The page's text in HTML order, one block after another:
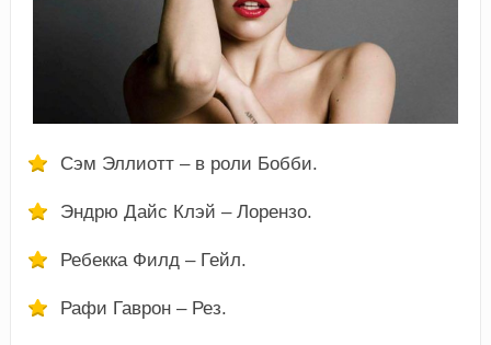
Сэм Эллиотт – в роли Бобби.
Эндрю Дайс Клэй – Лорензо.
Ребекка Филд – Гейл.
Рафи Гаврон – Рез.